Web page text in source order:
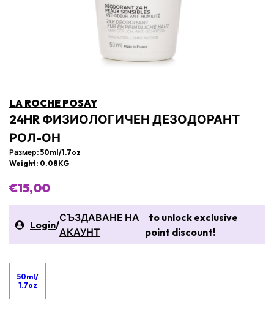
LA ROCHE POSAY
24HR ФИЗИОЛОГИЧЕН ДЕЗОДОРАНТ
РОЛ-ОН
Размер: 50ml/1.7oz
Weight: 0.08KG
€15,00
Login/
СЪЗДАВАНЕ НА
АКАУНТ
to unlock exclusive
point discount!
50ml/
1.7oz